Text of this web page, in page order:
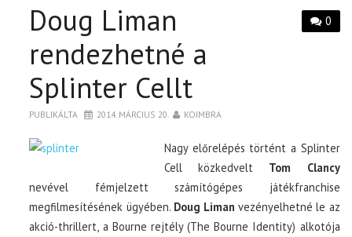
0
Doug Liman
rendezhetné a
Splinter Cellt
PUBLIKÁLTA 2014. MÁRCIUS 20. KOIMBRA
Nagy előrelépés történt a Splinter
Cell közkedvelt Tom Clancy
nevével fémjelzett számítógépes játékfranchise
megfilmesítésének ügyében. Doug Liman vezényelhetné le az
akció-thrillert, a Bourne rejtély (The Bourne Identity) alkotója